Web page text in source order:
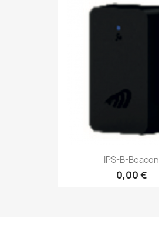
IPS-B-Beacon
0,00 €